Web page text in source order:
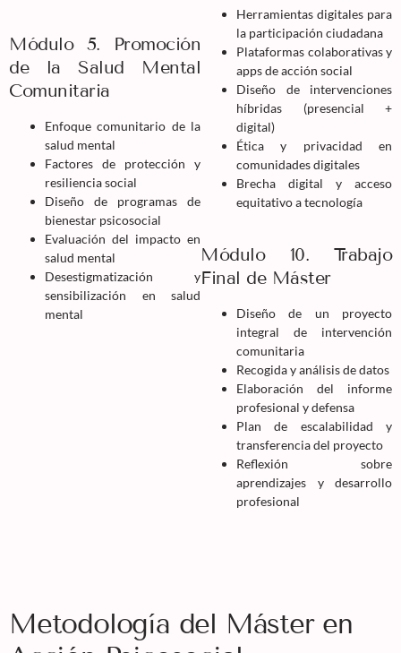
Módulo 5. Promoción
de la Salud Mental
Comunitaria
Enfoque comunitario de la
salud mental
Factores de protección y
resiliencia social
Diseño de programas de
bienestar psicosocial
Evaluación del impacto en
salud mental
Desestigmatización y
sensibilización en salud
mental
Herramientas digitales para
la participación ciudadana
Plataformas colaborativas y
apps de acción social
Diseño de intervenciones
híbridas (presencial +
digital)
Ética y privacidad en
comunidades digitales
Brecha digital y acceso
equitativo a tecnología
Módulo 10. Trabajo
Final de Máster
Diseño de un proyecto
integral de intervención
comunitaria
Recogida y análisis de datos
Elaboración del informe
profesional y defensa
Plan de escalabilidad y
transferencia del proyecto
Reflexión sobre
aprendizajes y desarrollo
profesional
Metodología del Máster en